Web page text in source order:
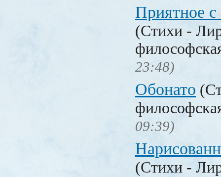
Приятное
(Стихи -
23:48)
Обонато
09:39)
(Стихи -